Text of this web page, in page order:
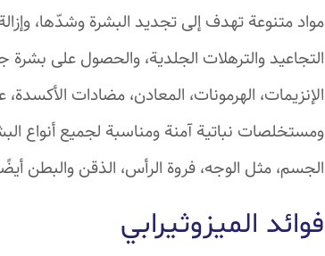
مواد متنوعة تهدف إلى تجديد البشرة وشدّها،
التجاعيد والترهلات الجلدية، والحصول على بشرة
الإنزيمات، الهرمونات، المعادن، مضادات
ومستخلصات نباتية آمنة ومناسبة لجميع أنواع
الجسم، مثل الوجه، فروة الرأس، الذقن والبطن
فوائد الميزوثيرابي